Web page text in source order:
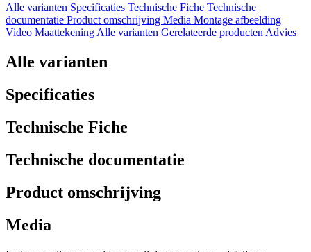
Alle varianten Specificaties Technische Fiche Technische
documentatie Product omschrijving Media Montage afbeelding
Video Maattekening Alle varianten Gerelateerde producten Advies
Alle varianten
Specificaties
Technische Fiche
Technische documentatie
Product omschrijving
Media